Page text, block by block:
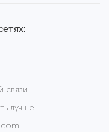
лучше